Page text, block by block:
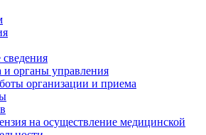
и органы управления
организации и приема
на осуществление медицинской